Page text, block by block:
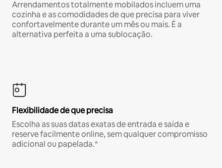
Arrendamentos totalmente mobilados incluem uma
cozinha e as comodidades de que precisa para viver
confortavelmente durante um mês ou mais. É a
alternativa perfeita a uma sublocação.
Flexibilidade de que precisa
Escolha as suas datas exatas de entrada e saída e
reserve facilmente online, sem qualquer compromisso
adicional ou papelada.*